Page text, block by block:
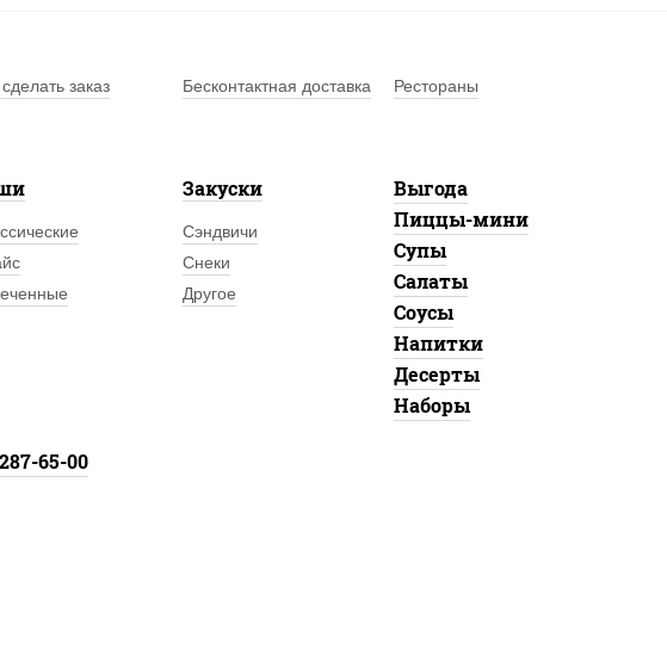
заказ Бесконтактная доставка
Рестораны
Закуски
Сэндвичи
Снеки
Другое
Выгода
Пиццы-мини
Супы
Салаты
Соусы
Напитки
Десерты
Наборы
65-00